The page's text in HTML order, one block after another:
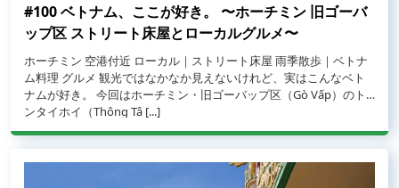
#100 ベトナム、ここが好き。 〜ホーチミン 旧ゴーバ
ップ区 ストリート床屋とローカルグルメ〜
ホーチミン 空港付近 ローカル｜ストリート床屋 雨季散歩｜ベトナ
ム料理 グルメ 観光ではなかなか見えないけれど、実はこんなベト
ナムが好き。 今回はホーチミン・旧ゴーバップ区（Gò Vấp）のト
ンタイホイ（Thông Tâ [...]
from #100 ベトナム、ここが好き。 〜ホーチミン 旧ゴーバップ区 スト